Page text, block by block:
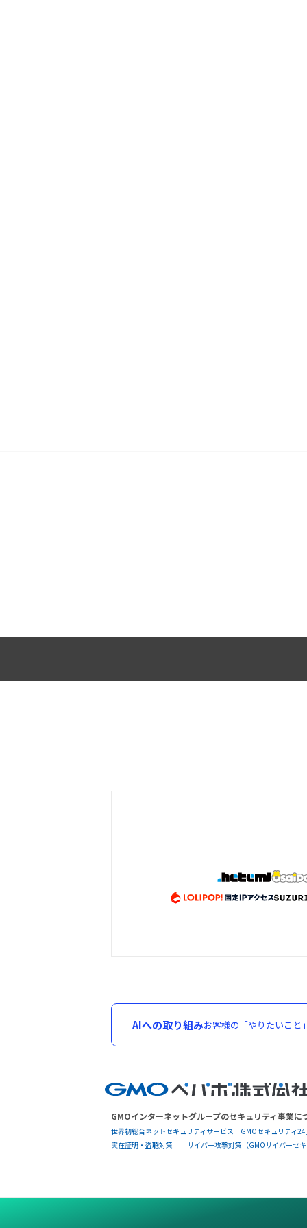
AIへの取り組みお客様の「やりたいこと
GMOインターネットグループのセキュリティ事業に
世界初総合ネットセキュリティサービス「GMOセキュリティ
実在証明・盗聴対策
サイバー攻撃対策（GMOサイバーセ